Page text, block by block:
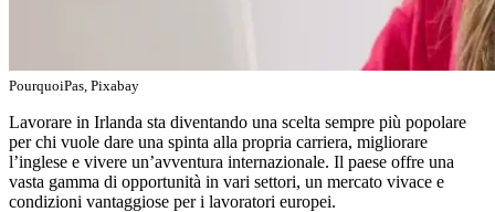
PourquoiPas, Pixabay
Lavorare in Irlanda sta diventando una scelta sempre più popolare
per chi vuole dare una spinta alla propria carriera, migliorare
l’inglese e vivere un’avventura internazionale. Il paese offre una
vasta gamma di opportunità in vari settori, un mercato vivace e
condizioni vantaggiose per i lavoratori europei.